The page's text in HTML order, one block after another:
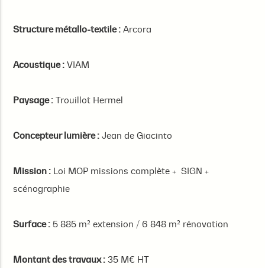
Structure métallo-textile : Arcora
Acoustique : VIAM
Paysage : Trouillot Hermel
Concepteur lumière : Jean de Giacinto
Mission : Loi MOP missions complète + SIGN +
scénographie
Surface : 5 885 m² extension / 6 848 m² rénovation
Montant des travaux : 35 M€ HT